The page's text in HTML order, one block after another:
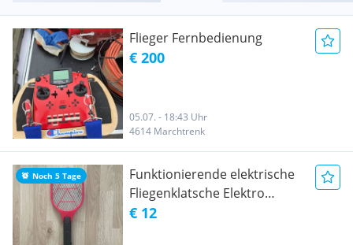
Flieger Fernbedienung
€ 200
05.07. - 18:43 Uhr
4614 Marchtrenk
Noch 5 Tage
Funktionierende elektrische
Fliegenklatsche Elektro
Fliegenfänger
€ 12